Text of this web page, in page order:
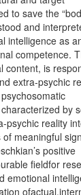
to save the
and
intelligence as
competence.
content, is
extra-psychic
by
psychic reality
meaningful
positive
fieldfor
emotional